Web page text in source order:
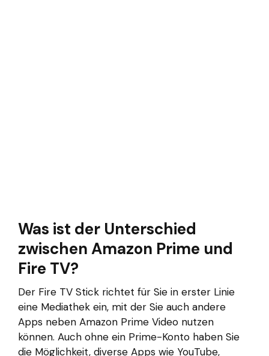
Was ist der Unterschied
zwischen Amazon Prime und
Fire TV?
Der Fire TV Stick richtet für Sie in erster Linie
eine Mediathek ein, mit der Sie auch andere
Apps neben Amazon Prime Video nutzen
können. Auch ohne ein Prime-Konto haben Sie
die Möglichkeit, diverse Apps wie YouTube,